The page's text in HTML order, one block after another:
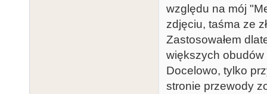
względu na mój
zdjęciu, taśma ze
Zastosowałem
większych
Docelowo, tylko
stronie przewody